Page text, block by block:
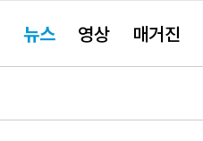
요뉴스 영상 매거진